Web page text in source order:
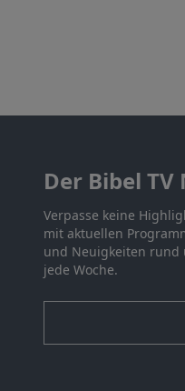
Der Bibel
Verpasse keine
mit aktuellen
und Neuigkeiten rund
jede Woche.